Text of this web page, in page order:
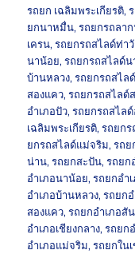
รถยก เฉลิมพระเกียรติ,
ยกนาหมื่น,รถยกรถลา
เครน,รถยกรถสไลด์ท่าวั
นาน้อย,รถยกรถสไลด์
บ้านหลวง,รถยกรถสไล
สองแคว,รถยกรถสไลด์
อำเภอปัว,รถยกรถสไล
เฉลิมพระเกียรติ,รถยกร
ยกรถสไลด์แม่จริม,รถย
น่าน,รถยกสะปัน,รถยก
อำเภอนาน้อย,รถยกอำ
อำเภอบ้านหลวง,รถยก
สองแคว,รถยกอำเภอสั
อำเภอเชียงกลาง,รถยก
อำเภอแม่จริม,รถยกใน